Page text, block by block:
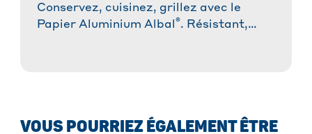
Conservez, cuisinez, grillez avec le
Papier Aluminium Albal ®. Résistant,
VOUS POURRIEZ ÉGALEMENT ÊTRE